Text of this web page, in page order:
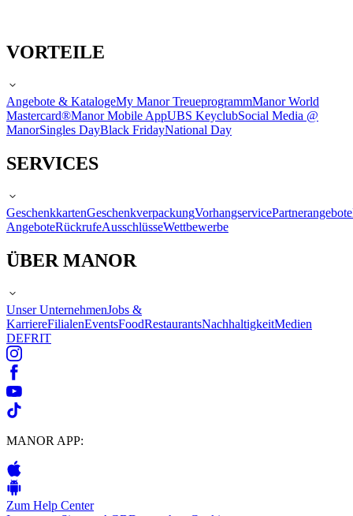
VORTEILE
Angebote & KatalogeMy Manor TreueprogrammManor World
Mastercard®Manor Mobile AppUBS KeyclubSocial Media @
ManorSingles DayBlack FridayNational Day
SERVICES
GeschenkkartenGeschenkverpackungVorhangservicePartnerangebote
AngeboteRückrufeAusschlüsseWettbewerbe
ÜBER MANOR
Unser UnternehmenJobs &
KarriereFilialenEventsFoodRestaurantsNachhaltigkeitMedien
DEFRIT
MANOR APP:
Zum Help Center